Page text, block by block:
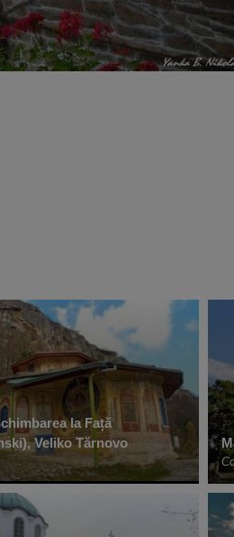
la Față
Veliko Tărnovo